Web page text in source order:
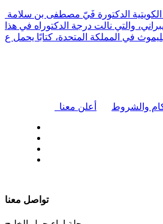
والتي نالت درجة الدكتوراه في هذا
في المملكة المتحدة، كتابًا يحمل ع
أعلن معنا والشروط
تواصل معنا